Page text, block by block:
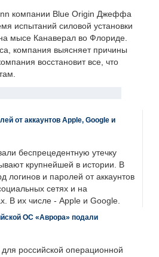
компании Blue Origin Джеффа
испытаний силовой установки
мысе Канаверал во Флориде.
компания выясняет причины
восстановит все, что
от аккаунтов Apple, Google и
беспрецедентную утечку
крупнейшей в истории. В
логинов и паролей от аккаунтов
сетях и на
В их числе - Apple и Google.
ОС «Аврора» подали
российской операционной